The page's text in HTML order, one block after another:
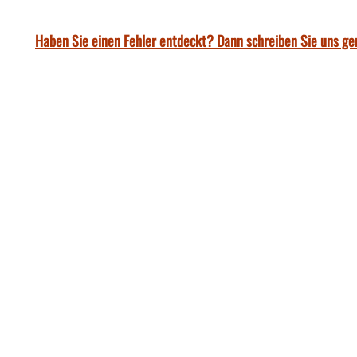
Haben Sie einen Fehler entdeckt? Dann schreiben Sie uns